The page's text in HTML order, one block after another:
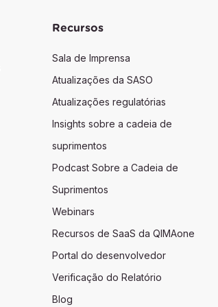
Recursos
Sala de Imprensa
Atualizações da SASO
Atualizações regulatórias
Insights sobre a cadeia de
suprimentos
Podcast Sobre a Cadeia de
Suprimentos
Webinars
Recursos de SaaS da QIMAone
Portal do desenvolvedor
Verificação do Relatório
Blog